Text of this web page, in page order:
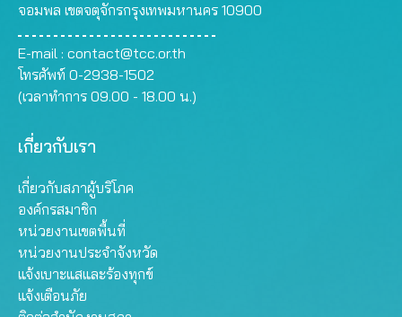
จอมพล เขตจตุจักรกรุงเทพมหานคร 10900
E-mail : contact@tcc.or.th
โทรศัพท์ 0-2938-1502
(เวลาทำการ 09.00 - 18.00 น.)
เกี่ยวกับเรา
เกี่ยวกับสภาผู้บริโภค
องค์กรสมาชิก
หน่วยงานเขตพื้นที่
หน่วยงานประจำจังหวัด
แจ้งเบาะแสและร้องทุกข์
แจ้งเตือนภัย